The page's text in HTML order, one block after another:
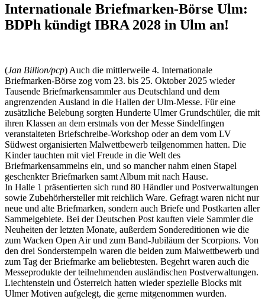
Internationale Briefmarken-Börse Ulm:
BDPh kündigt IBRA 2028 in Ulm an!
(Jan Billion/pcp) Auch die mittlerweile 4. Internationale
Briefmarken-Börse zog vom 23. bis 25. Oktober 2025 wieder
Tausende Briefmarkensammler aus Deutschland und dem
angrenzenden Ausland in die Hallen der Ulm-Messe. Für eine
zusätzliche Belebung sorgten Hunderte Ulmer Grundschüler, die mit
ihren Klassen an dem erstmals von der Messe Sindelfingen
veranstalteten Briefschreibe-Workshop oder an dem vom LV
Südwest organisierten Malwettbewerb teilgenommen hatten. Die
Kinder tauchten mit viel Freude in die Welt des
Briefmarkensammelns ein, und so mancher nahm einen Stapel
geschenkter Briefmarken samt Album mit nach Hause.
In Halle 1 präsentierten sich rund 80 Händler und Postverwaltungen
sowie Zubehörhersteller mit reichlich Ware. Gefragt waren nicht nur
neue und alte Briefmarken, sondern auch Briefe und Postkarten aller
Sammelgebiete. Bei der Deutschen Post kauften viele Sammler die
Neuheiten der letzten Monate, außerdem Sondereditionen wie die
zum Wacken Open Air und zum Band-Jubiläum der Scorpions. Von
den drei Sonderstempeln waren die beiden zum Malwettbewerb und
zum Tag der Briefmarke am beliebtesten. Begehrt waren auch die
Messeprodukte der teilnehmenden ausländischen Postverwaltungen.
Liechtenstein und Österreich hatten wieder spezielle Blocks mit
Ulmer Motiven aufgelegt, die gerne mitgenommen wurden.